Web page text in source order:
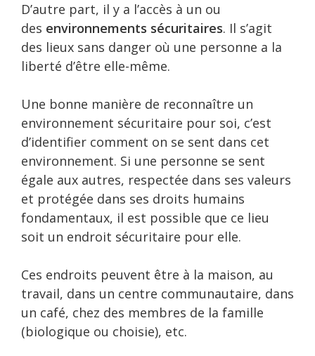
D’autre part, il y a l’accès à un ou
des environnements sécuritaires. Il s’agit
des lieux sans danger où une personne a la
liberté d’être elle-même.
Une bonne manière de reconnaître un
environnement sécuritaire pour soi, c’est
d’identifier comment on se sent dans cet
environnement. Si une personne se sent
égale aux autres, respectée dans ses valeurs
et protégée dans ses droits humains
fondamentaux, il est possible que ce lieu
soit un endroit sécuritaire pour elle.
Ces endroits peuvent être à la maison, au
travail, dans un centre communautaire, dans
un café, chez des membres de la famille
(biologique ou choisie), etc.